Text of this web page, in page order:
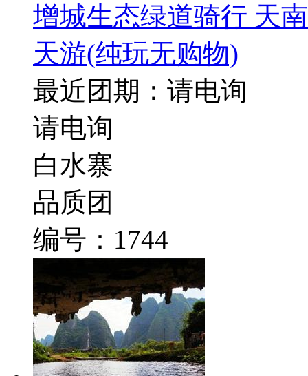
增城生态绿道骑行 天
天游(纯玩无购物)
最近团期：请电询
请电询
白水寨
品质团
编号：1744